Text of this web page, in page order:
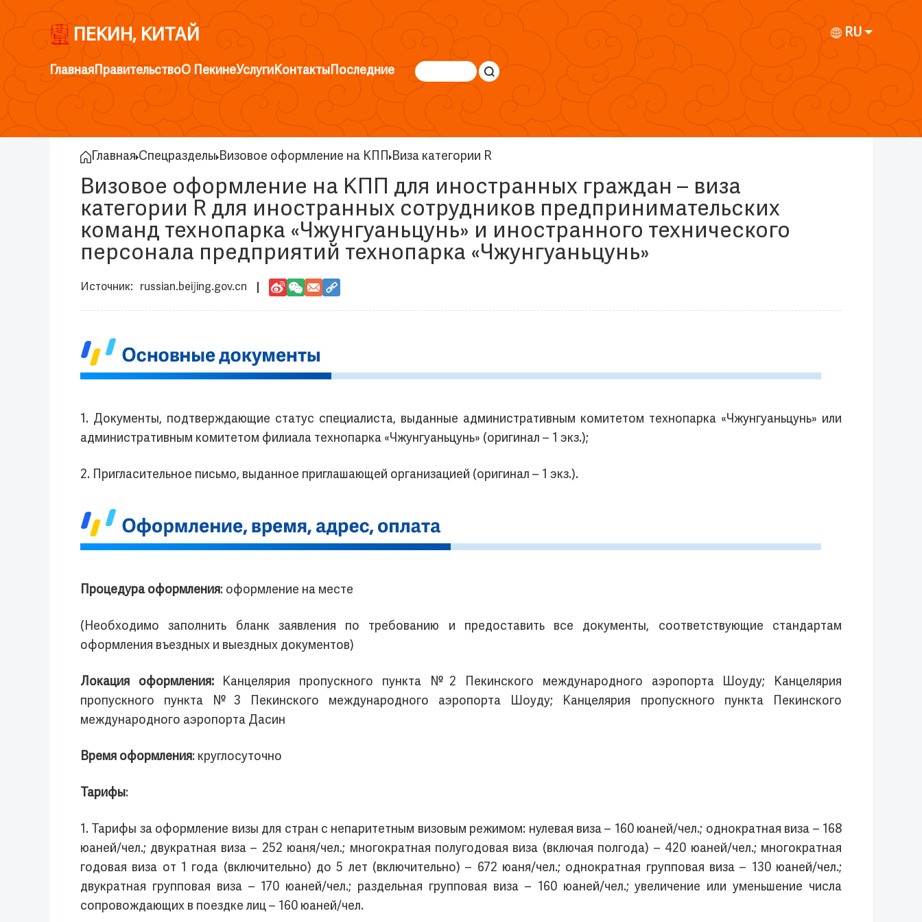
ПЕКИН, КИТАЙ RU
ГлавнаяПравительствоО ПекинеУслугиКонтактыПоследние
Главная Спецразделы Визовое оформление на КПП Виза категории R
Визовое оформление на КПП для иностранных граждан – виза
категории R для иностранных сотрудников предпринимательских
команд технопарка «Чжунгуаньцунь» и иностранного технического
персонала предприятий технопарка «Чжунгуаньцунь»
russian.beijing.gov.cn
1. Документы, подтверждающие статус специалиста, выданные административным комитетом технопарка «Чжунгуаньцунь» или
административным комитетом филиала технопарка «Чжунгуаньцунь» (оригинал – 1 экз.);
2. Пригласительное письмо, выданное приглашающей организацией (оригинал – 1 экз.).
Процедура оформления: оформление на месте
(Необходимо заполнить бланк заявления по требованию и предоставить все документы, соответствующие стандартам
оформления въездных и выездных документов)
Локация оформления: Канцелярия пропускного пункта №2 Пекинского международного аэропорта Шоуду; Канцелярия
пропускного пункта №3 Пекинского международного аэропорта Шоуду; Канцелярия пропускного пункта Пекинского
международного аэропорта Дасин
Время оформления: круглосуточно
Тарифы:
1. Тарифы за оформление визы для стран с непаритетным визовым режимом: нулевая виза – 160 юаней/чел.; однократная виза – 168
юаней/чел.; двукратная виза – 252 юаня/чел.; многократная полугодовая виза (включая полгода) – 420 юаней/чел.; многократная
годовая виза от 1 года (включительно) до 5 лет (включительно) – 672 юаня/чел.; однократная групповая виза – 130 юаней/чел.;
двукратная групповая виза – 170 юаней/чел.; раздельная групповая виза – 160 юаней/чел.; увеличение или уменьшение числа
сопровождающих в поездке лиц – 160 юаней/чел.